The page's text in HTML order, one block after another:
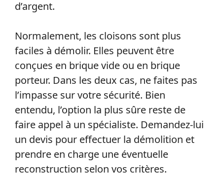
d’argent.
Normalement, les cloisons sont plus
faciles à démolir. Elles peuvent être
conçues en brique vide ou en brique
porteur. Dans les deux cas, ne faites pas
l’impasse sur votre sécurité. Bien
entendu, l’option la plus sûre reste de
faire appel à un spécialiste. Demandez-lui
un devis pour effectuer la démolition et
prendre en charge une éventuelle
reconstruction selon vos critères.